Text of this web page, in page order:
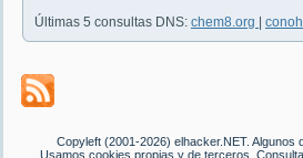
Últimas 5 consultas DNS: chem8.org
Copyleft (2001-2026) elhacker.NET. Algunos
Usamos cookies propias y de terceros.